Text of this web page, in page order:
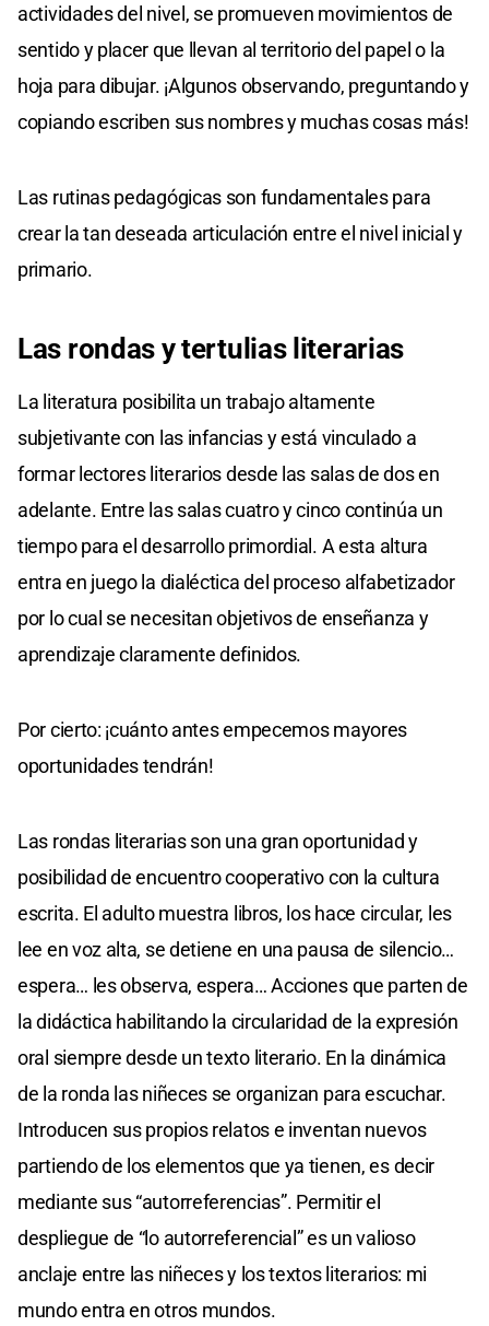
actividades del nivel, se promueven movimientos de
sentido y placer que llevan al territorio del papel o la
hoja para dibujar. ¡Algunos observando, preguntando y
copiando escriben sus nombres y muchas cosas más!
Las rutinas pedagógicas son fundamentales para
crear la tan deseada articulación entre el nivel inicial y
primario.
Las rondas y tertulias literarias
La literatura posibilita un trabajo altamente
subjetivante con las infancias y está vinculado a
formar lectores literarios desde las salas de dos en
adelante. Entre las salas cuatro y cinco continúa un
tiempo para el desarrollo primordial. A esta altura
entra en juego la dialéctica del proceso alfabetizador
por lo cual se necesitan objetivos de enseñanza y
aprendizaje claramente definidos.
Por cierto: ¡cuánto antes empecemos mayores
oportunidades tendrán!
Las rondas literarias son una gran oportunidad y
posibilidad de encuentro cooperativo con la cultura
escrita. El adulto muestra libros, los hace circular, les
lee en voz alta, se detiene en una pausa de silencio…
espera… les observa, espera… Acciones que parten de
la didáctica habilitando la circularidad de la expresión
oral siempre desde un texto literario. En la dinámica
de la ronda las niñeces se organizan para escuchar.
Introducen sus propios relatos e inventan nuevos
partiendo de los elementos que ya tienen, es decir
mediante sus “autorreferencias”. Permitir el
despliegue de “lo autorreferencial” es un valioso
anclaje entre las niñeces y los textos literarios: mi
mundo entra en otros mundos.